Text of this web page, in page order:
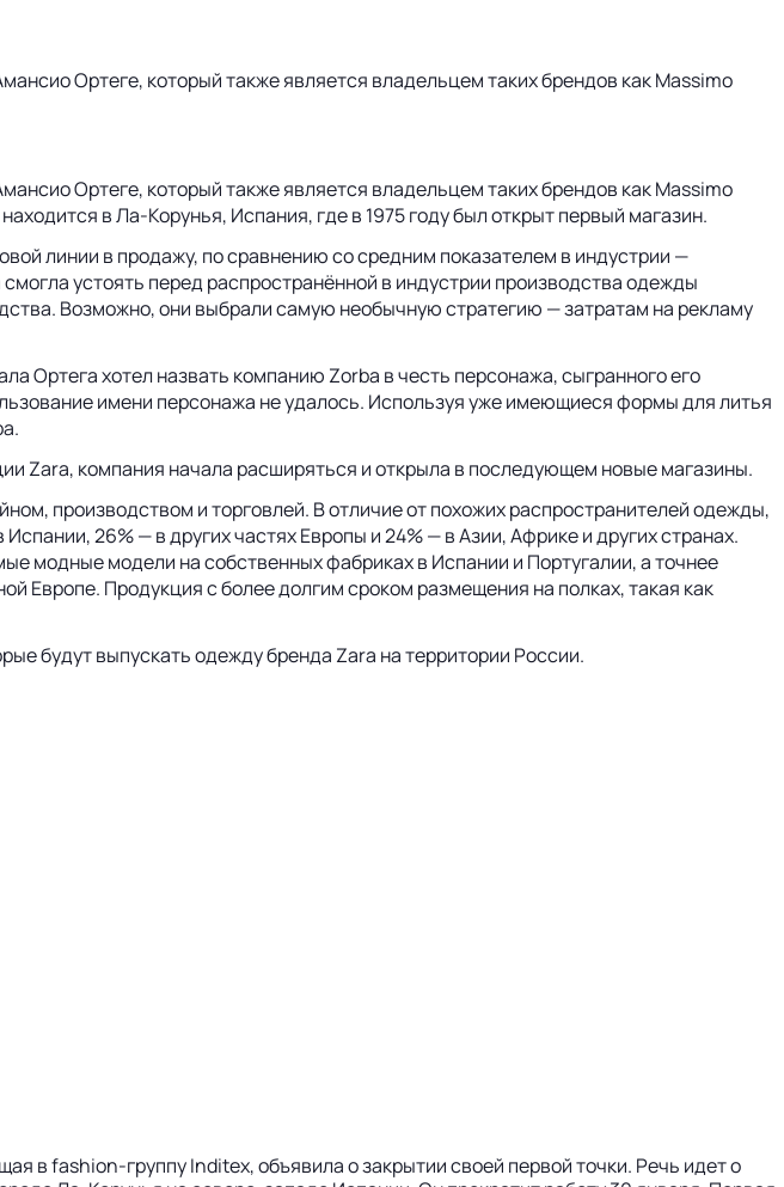
Ортеге, который также является владельцем таких брендов как Massimo
Ортеге, который также является владельцем таких брендов как Massimo
вЛа-Корунья, Испания, где в 1975 году был открыт первый магазин.
линии в продажу, по сравнению со средним показателем в индустрии —
устоять перед распространённой в индустрии производства одежды
Возможно, они выбрали самую необычную стратегию — затратам на рекламу
Ортега хотел назвать компанию Zorba в честь персонажа, сыгранного его
имени персонажа не удалось. Используя уже имеющиеся формы для литья
Zara, компания начала расширяться и открыла в последующем новые магазины.
производством и торговлей. В отличие от похожих распространителей одежды,
26% — в других частях Европы и 24% — в Азии, Африке и других странах.
модные модели на собственных фабриках в Испании и Португалии, а точнее
Европе. Продукция с более долгим сроком размещения на полках, такая как
будут выпускать одежду бренда Zara на территории России.
в fashion-группу Inditex, объявила о закрытии своей первой точки. Речь идет о